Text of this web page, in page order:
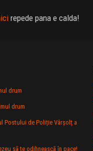
repede pana e calda!
drum
drum
Postului de Poliție Vârșolț a
sã te odihneascã în pace!